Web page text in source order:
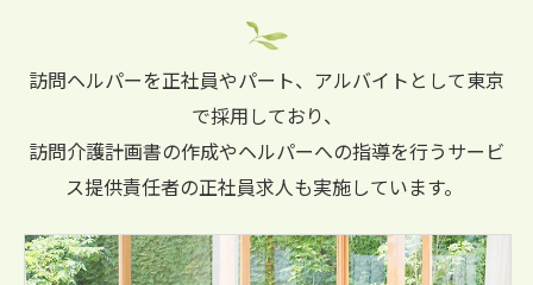
訪問ヘルパーを正社員やパート、アルバイトとして東京
で採用しており、
訪問介護計画書の作成やヘルパーへの指導を行うサービ
ス提供責任者の正社員求人も実施しています。